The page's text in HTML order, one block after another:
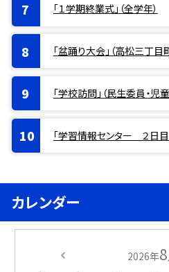
「１学期終業式」（全学年）
「盆踊り大会」（高松三丁目
「学校訪問」（民生委員・児
「学習情報センター ２日目
カレンダー
2026年